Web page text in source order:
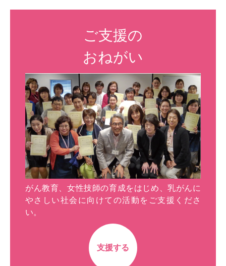
ご支援の
おねがい
がん教育、女性技師の育成をはじめ、乳がんに
やさしい社会に向けての活動をご支援くださ
い。
支援する